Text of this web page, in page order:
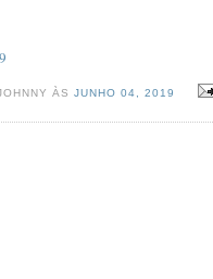
ÀSJUNHO 04, 2019